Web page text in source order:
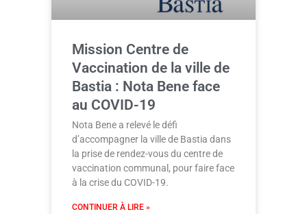
Mission Centre de
Vaccination de la ville de
Bastia : Nota Bene face
au COVID-19
Nota Bene a relevé le défi
d’accompagner la ville de Bastia dans
la prise de rendez-vous du centre de
vaccination communal, pour faire face
à la crise du COVID-19.
CONTINUER À LIRE »